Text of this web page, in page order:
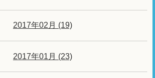
2017年02月 (19)
2017年01月 (23)